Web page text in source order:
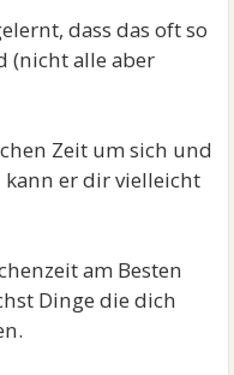
dass das oft so
(nicht alle aber
Zeit um sich und
kann er dir vielleicht
am Besten
Dinge die dich